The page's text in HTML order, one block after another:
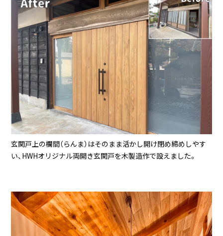
玄関戸上の欄間（らんま）はそのまま活かし開け閉め締めしやす
い、HWHオリジナル両開き玄関戸を木製造作で設えました。